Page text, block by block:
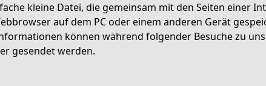
kleine Datei, die gemeinsam mit den Seiten einer
auf dem PC oder einem anderen Gerät
können während folgender Besuche zu
gesendet werden.